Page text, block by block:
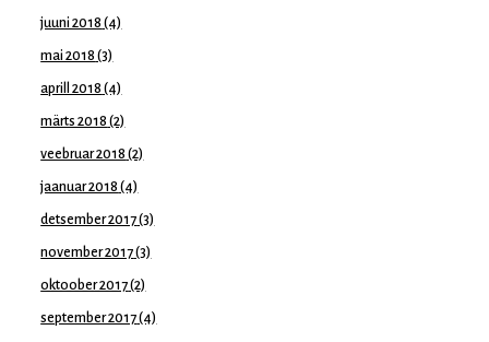
juuni 2018 (4)
mai 2018 (3)
aprill 2018 (4)
märts 2018 (2)
veebruar 2018 (2)
jaanuar 2018 (4)
detsember 2017(3)
november 2017(3)
oktoober 2017(2)
september 2017(4)